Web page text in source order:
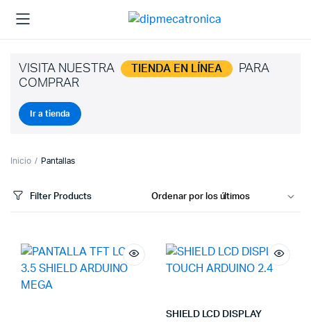
VISITA NUESTRA TIENDA EN LÍNEA
PARA
COMPRAR
Ir a tienda
Inicio Pantallas
Filter Products
SHIELD LCD DISPLAY